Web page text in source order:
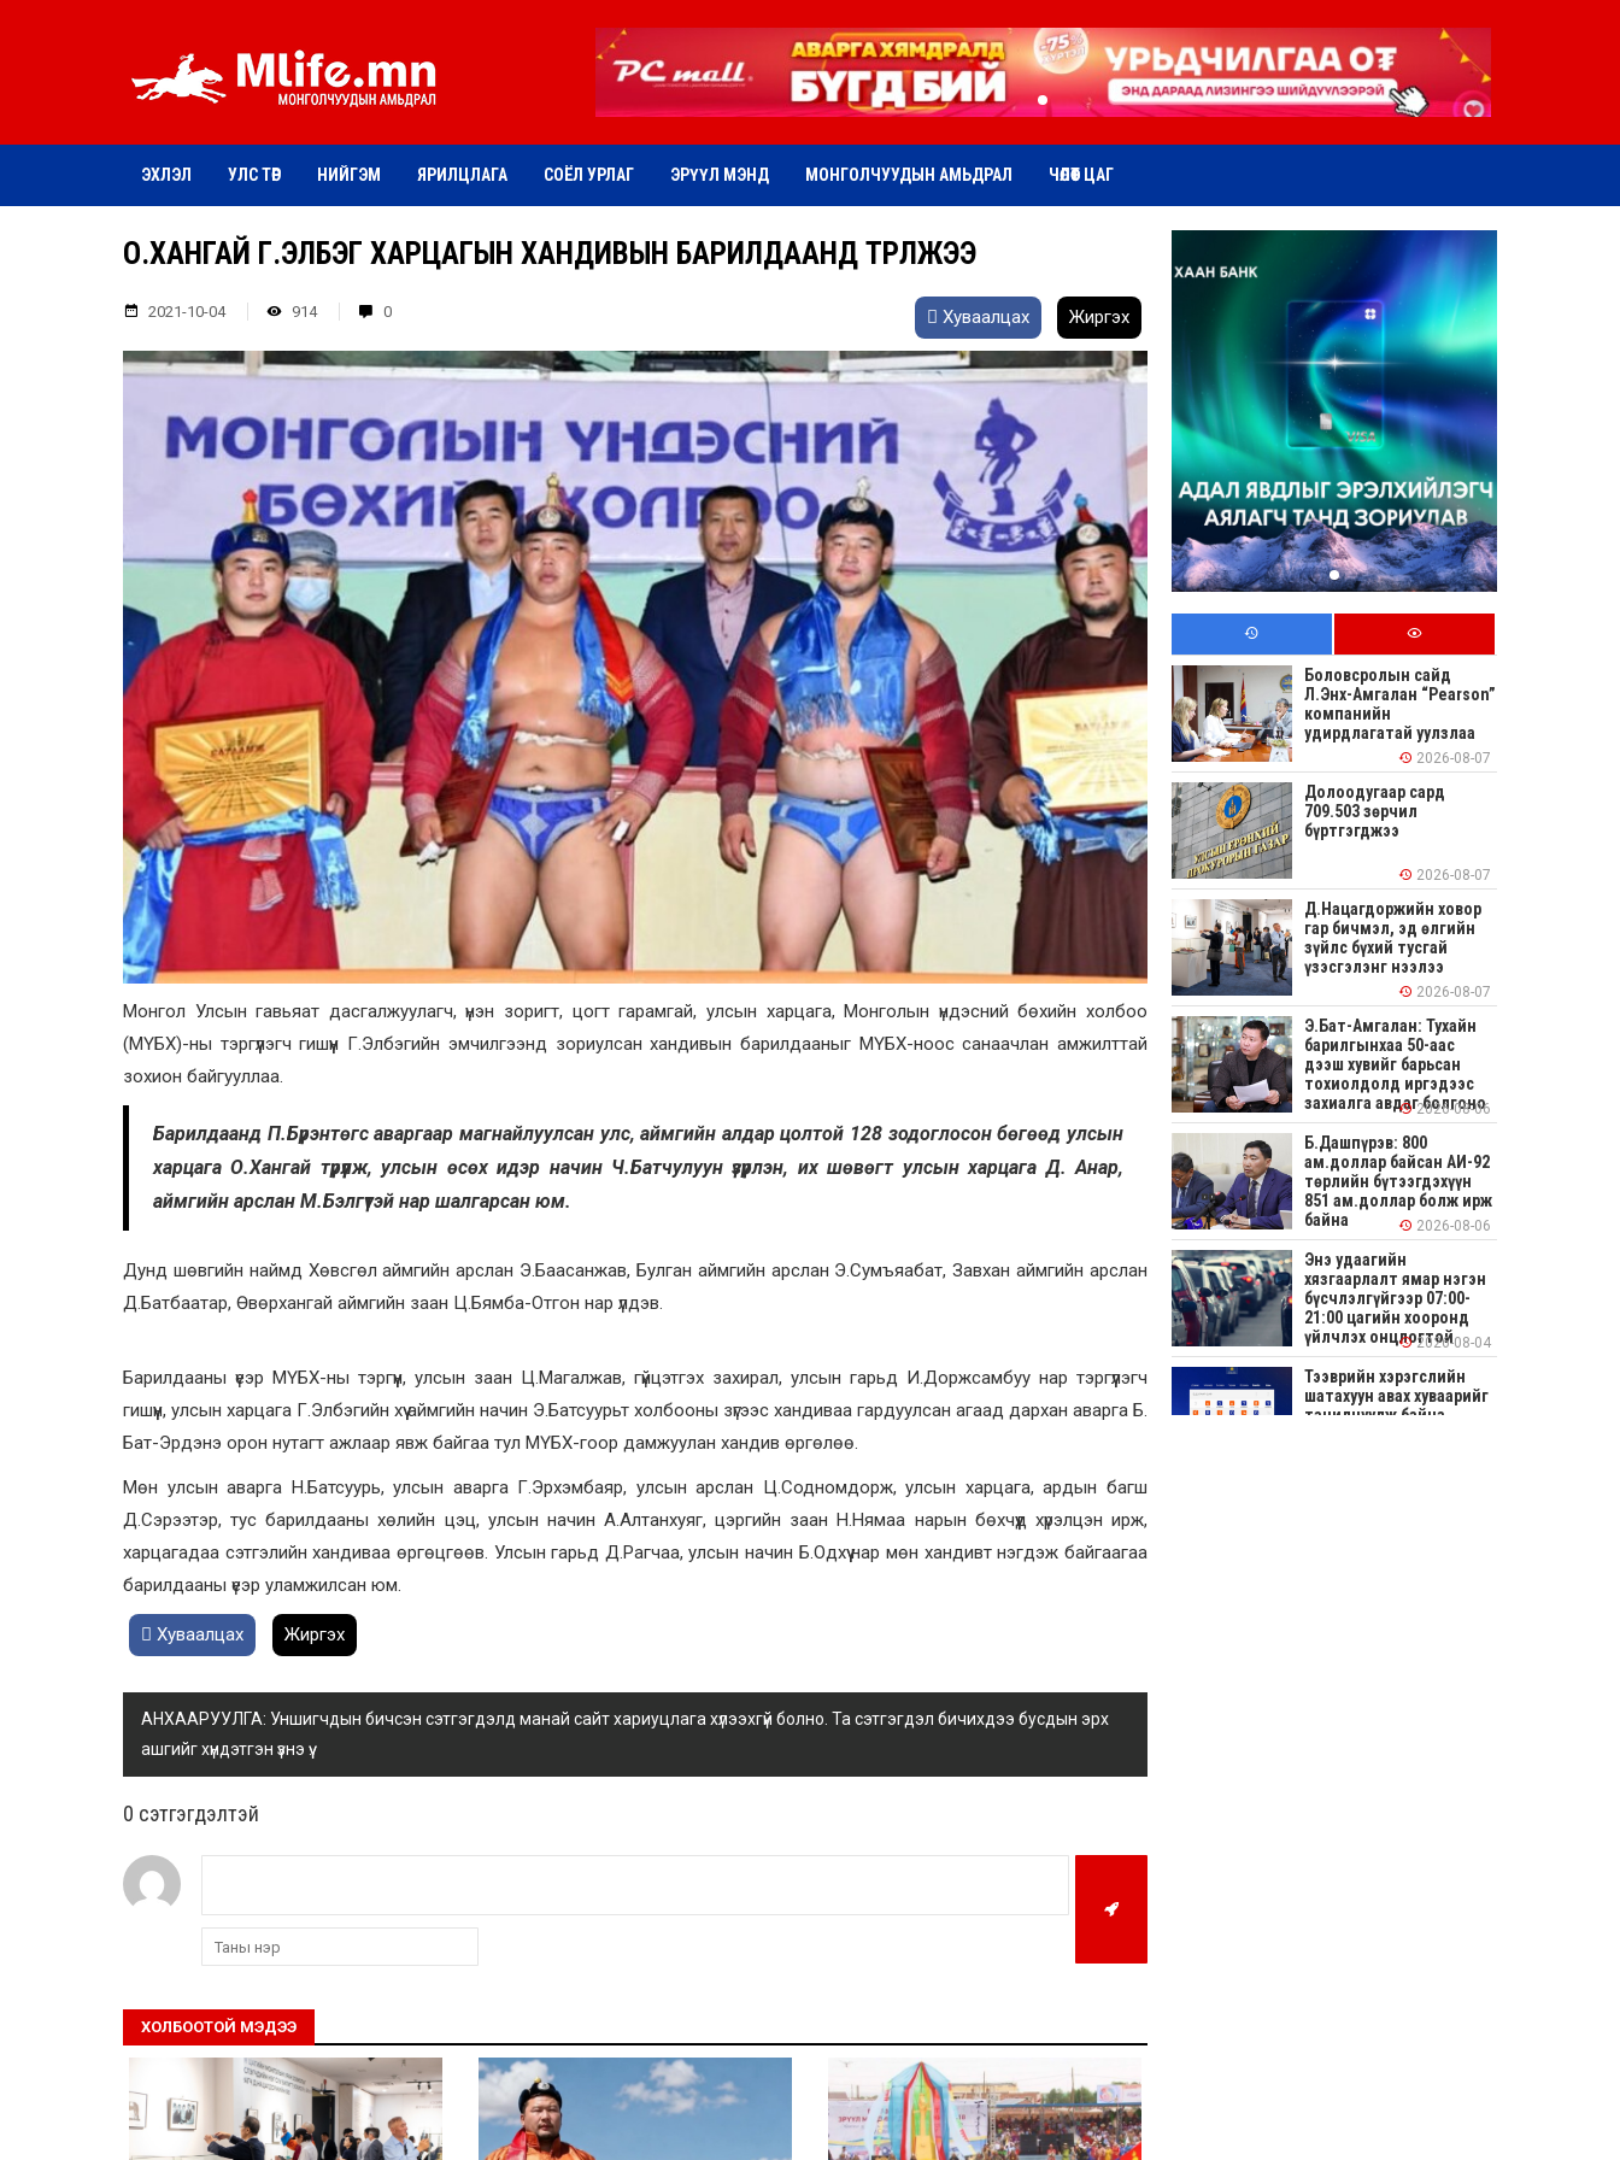
ЭХЛЭЛ УЛС ТӨР НИЙГЭМ ЯРИЛЦЛАГА СОЁЛ УРЛАГ ЭРҮҮЛ МЭНД МОНГОЛЧУУДЫН АМЬДРАЛ ЧӨЛӨӨТ ЦАГ
О.ХАНГАЙ Г.ЭЛБЭГ ХАРЦАГЫН ХАНДИВЫН БАРИЛДААНД ТҮРҮҮЛЖЭЭ
2021-10-04 914 0 Хуваалцах Жиргэх
Монгол Улсын гавьяат дасгалжуулагч, үнэн зоригт, цогт гарамгай, улсын харцага, Монголын үндэсний бөхийн холбоо
(МҮБХ)-ны тэргүүлэгч гишүүн Г.Элбэгийн эмчилгээнд зориулсан хандивын барилдааныг МҮБХ-ноос санаачлан амжилттай
зохион байгууллаа.
Барилдаанд П.Бүрэнтөгс аваргаар магнайлуулсан улс, аймгийн алдар цолтой 128 зодоглосон бөгөөд улсын
харцага О.Хангай түрүүлж, улсын өсөх идэр начин Ч.Батчулуун үзүүрлэн, их шөвөгт улсын харцага Д. Анар,
аймгийн арслан М.Бэлгүтэй нар шалгарсан юм.
Дунд шөвгийн наймд Хөвсгөл аймгийн арслан Э.Баасанжав, Булган аймгийн арслан Э.Сумъяабат, Завхан аймгийн арслан
Д.Батбаатар, Өвөрхангай аймгийн заан Ц.Бямба-Отгон нар үлдэв.
Барилдааны үеэр МҮБХ-ны тэргүүн, улсын заан Ц.Магалжав, гүйцэтгэх захирал, улсын гарьд И.Доржсамбуу нар тэргүүлэгч
гишүүн, улсын харцага Г.Элбэгийн хүү аймгийн начин Э.Батсуурьт холбооны зүгээс хандиваа гардуулсан агаад дархан аварга Б.
Бат-Эрдэнэ орон нутагт ажлаар явж байгаа тул МҮБХ-гоор дамжуулан хандив өргөлөө.
Мөн улсын аварга Н.Батсуурь, улсын аварга Г.Эрхэмбаяр, улсын арслан Ц.Содномдорж, улсын харцага, ардын багш
Д.Сэрээтэр, тус барилдааны хөлийн цэц, улсын начин А.Алтанхуяг, цэргийн заан Н.Нямаа нарын бөхчүүд хүрэлцэн ирж,
харцагадаа сэтгэлийн хандиваа өргөцгөөв. Улсын гарьд Д.Рагчаа, улсын начин Б.Одхүү нар мөн хандивт нэгдэж байгаагаа
барилдааны үеэр уламжилсан юм.
Хуваалцах Жиргэх
АНХААРУУЛГА: Уншигчдын бичсэн сэтгэгдэлд манай сайт хариуцлага хүлээхгүй болно. Та сэтгэгдэл бичихдээ бусдын эрх
ашгийг хүндэтгэн үзнэ үү.
0 cэтгэгдэлтэй
ХОЛБООТОЙ МЭДЭЭ
Боловсролын сайд
Л.Энх-Амгалан “Pearson”
компанийн
удирдлагатай уулзлаа
2026-08-07
Долоодугаар сард
709.503 зөрчил
бүртгэгджээ
2026-08-07
Д.Нацагдоржийн ховор
гар бичмэл, эд өлгийн
зүйлс бүхий тусгай
үзэсгэлэнг нээлээ
2026-08-07
Э.Бат-Амгалан: Тухайн
барилгынхаа 50-аас
дээш хувийг барьсан
тохиолдолд иргэдээс
захиалга авдаг болгоно
2026-08-06
Б.Дашпүрэв: 800
ам.доллар байсан АИ-92
төрлийн бүтээгдэхүүн
851 ам.доллар болж ирж
байна
2026-08-06
Энэ удаагийн
хязгаарлалт ямар нэгэн
бүсчлэлгүйгээр 07:00-
21:00 цагийн хооронд
үйлчлэх онцлогтой2026-08-04
Тээврийн хэрэгслийн
шатахуун авах хуваарийг
танилцуулж байна